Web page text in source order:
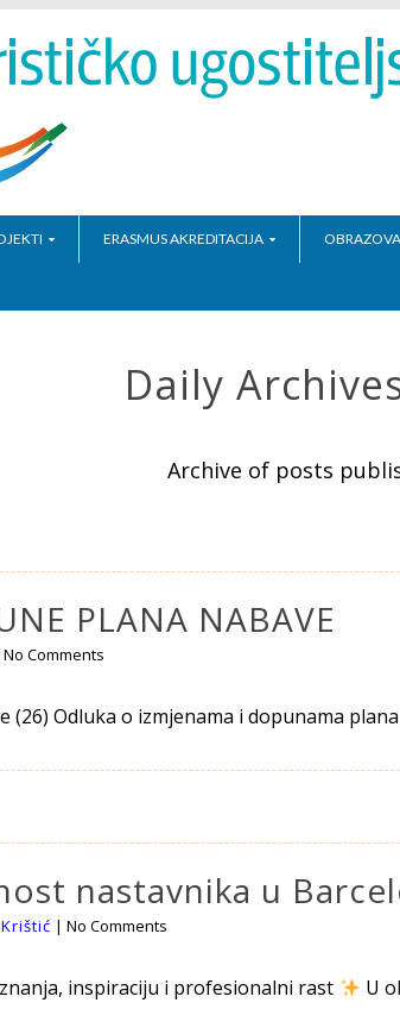
ERASMUS AKREDITACIJA
Daily
Archive of posts
PLANA NABAVE
No Comments
(26) Odluka o izmjenama i dopunama
nastavnika u
|No Comments
inspiraciju i profesionalni rast
U